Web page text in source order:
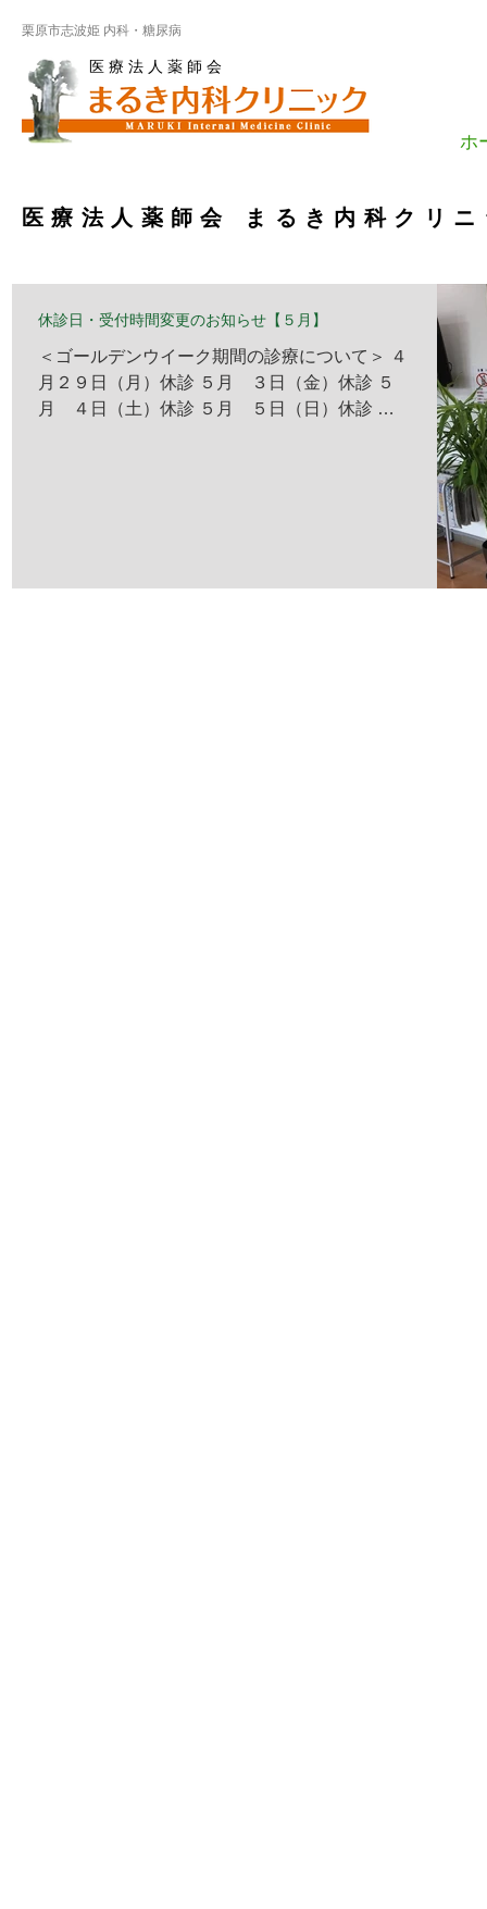
栗原市志波姫 内科・糖尿病
医 療 法 人 薬 師 会
ホ
医療法人薬師会 まるき内科クリ
休診日・受付時間変更のお知らせ【５月】
＜ゴールデンウイーク期間の診療について＞ ４
月２９日（月）休診 ５月 ３日（金）休診 ５
月 ４日（土）休診 ５月 ５日（日）休診 ５